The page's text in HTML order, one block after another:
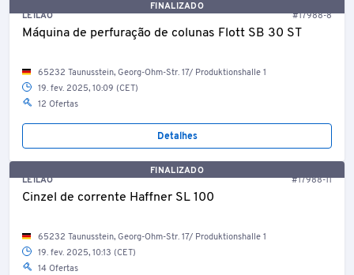
FINALIZADO
LEILÃO
#17988-8
Máquina de perfuração de colunas Flott SB 30 ST
65232 Taunusstein, Georg-Ohm-Str. 17/ Produktionshalle 1
19. fev. 2025, 10:09 (CET)
12 Ofertas
Detalhes
FINALIZADO
LEILÃO
#17988-11
Cinzel de corrente Haffner SL 100
65232 Taunusstein, Georg-Ohm-Str. 17/ Produktionshalle 1
19. fev. 2025, 10:13 (CET)
14 Ofertas